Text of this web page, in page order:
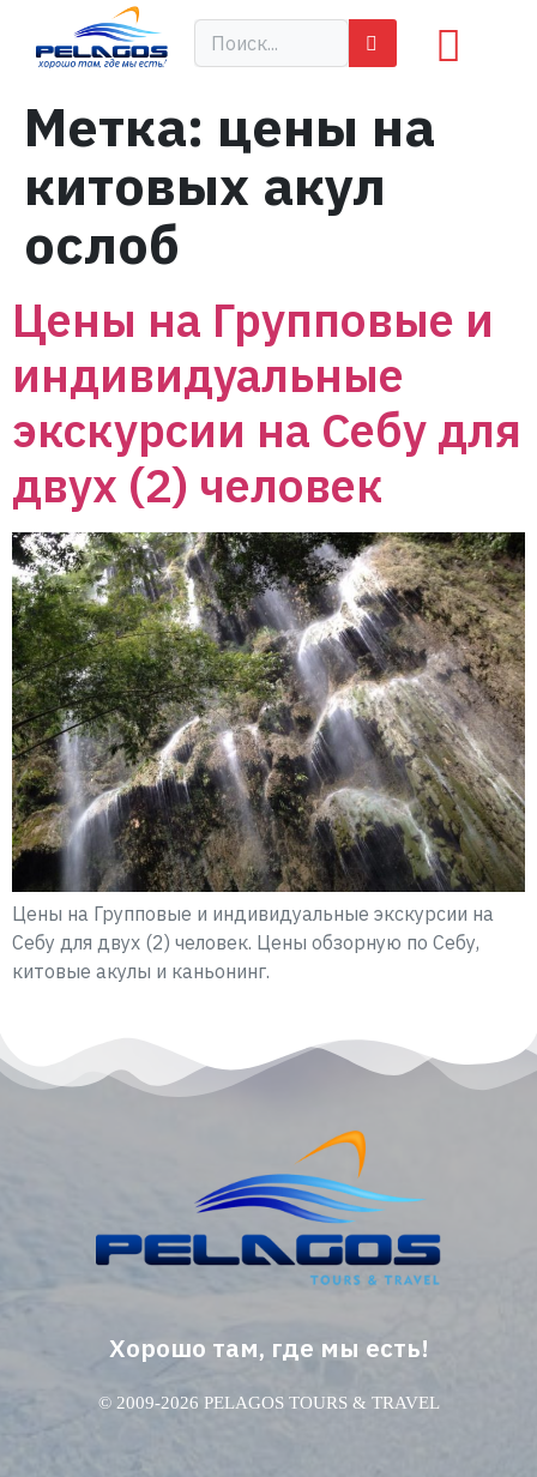
Метка: цены на
китовых акул
ослоб
Цены на Групповые и
индивидуальные
экскурсии на Себу для
двух (2) человек
Цены на Групповые и индивидуальные экскурсии на
Себу для двух (2) человек. Цены обзорную по Себу,
китовые акулы и каньонинг.
Хорошо там, где мы есть!
© 2009-2026 PELAGOS TOURS & TRAVEL